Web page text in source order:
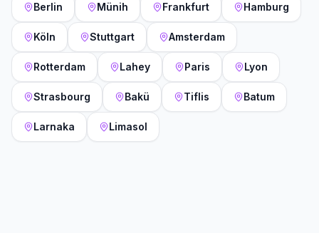
Berlin Münih Frankfurt Hamburg
Köln Stuttgart Amsterdam
Rotterdam Lahey Paris Lyon
Strasbourg Bakü Tiflis Batum
Larnaka Limasol